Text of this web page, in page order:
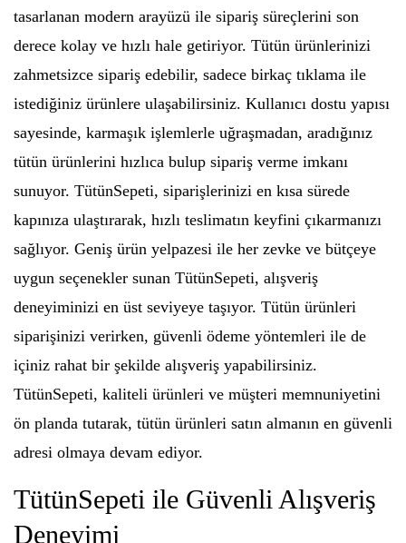
tasarlanan modern arayüzü ile sipariş süreçlerini son
derece kolay ve hızlı hale getiriyor. Tütün ürünlerinizi
zahmetsizce sipariş edebilir, sadece birkaç tıklama ile
istediğiniz ürünlere ulaşabilirsiniz. Kullanıcı dostu yapısı
sayesinde, karmaşık işlemlerle uğraşmadan, aradığınız
tütün ürünlerini hızlıca bulup sipariş verme imkanı
sunuyor. TütünSepeti, siparişlerinizi en kısa sürede
kapınıza ulaştırarak, hızlı teslimatın keyfini çıkarmanızı
sağlıyor. Geniş ürün yelpazesi ile her zevke ve bütçeye
uygun seçenekler sunan TütünSepeti, alışveriş
deneyiminizi en üst seviyeye taşıyor. Tütün ürünleri
siparişinizi verirken, güvenli ödeme yöntemleri ile de
içiniz rahat bir şekilde alışveriş yapabilirsiniz.
TütünSepeti, kaliteli ürünleri ve müşteri memnuniyetini
ön planda tutarak, tütün ürünleri satın almanın en güvenli
adresi olmaya devam ediyor.
TütünSepeti ile Güvenli Alışveriş
Deneyimi